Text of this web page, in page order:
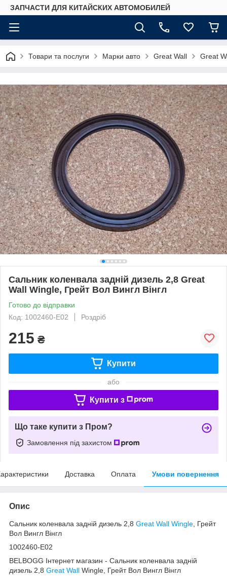
ЗАПЧАСТИ ДЛЯ КИТАЙСКИХ АВТОМОБИЛЕЙ
Товари та послуги Марки авто Great Wall Great
Сальник коленвала задній дизель 2,8 Great
Wall Wingle, Грейт Вол Вингл Вінгл
Готово до відправки
Код: 1002460-E02
Роздріб
215 ₴
Купити
або
Купити з
Що таке купити з Пром?
Замовлення під захистом
Доставка Оплата Умови повернення
Опис
Сальник коленвала задній дизель 2,8 Great Wall Wingle , Грейт
Вол Вингл Вінгл
1002460-E02
BELBOGG Інтернет магазин - Сальник коленвала задній
дизель 2,8 Great Wall Wingle, Грейт Вол Вингл Вінгл